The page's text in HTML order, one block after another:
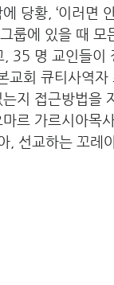
당황, ‘이러면
룹에 있을 때 모
35 명 교인들이
회 큐티사역자
지 접근방법을
마르 가르시아목
, 선교하는 꼬레